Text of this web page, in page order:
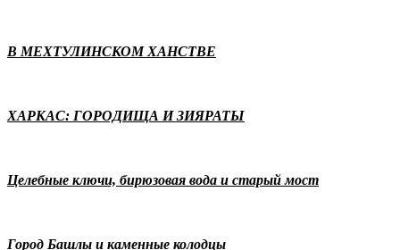
В МЕХТУЛИНСКОМ ХАНСТВЕ
ХАРКАС: ГОРОДИЩА И ЗИЯРАТЫ
Целебные ключи, бирюзовая вода и старый мост
Город Башлы и каменные колодцы